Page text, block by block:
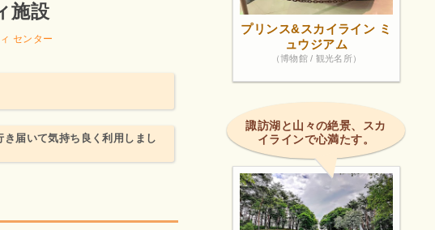
施設
センター
届いて気持ち良く利用しまし
プリンス&スカイライン ミ
ュウジアム
（博物館 / 観光名所）
諏訪湖と山々の絶景、スカ
イラインで心満たす。